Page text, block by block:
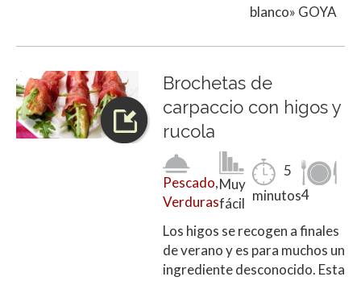
blanco» GOYA
Brochetas de
carpaccio con higos y
rucola
Pescado,
Verduras
Muy
fácil
5
minutos4
Los higos se recogen a finales
de verano y es para muchos un
ingrediente desconocido. Esta